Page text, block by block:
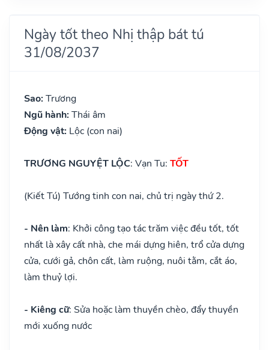
Ngày tốt theo Nhị thập bát tú
31/08/2037
Sao: Trương
Ngũ hành: Thái âm
Động vật: Lộc (con nai)
TRƯƠNG NGUYỆT LỘC: Vạn Tu: TỐT
(Kiết Tú) Tướng tinh con nai, chủ trị ngày thứ 2.
- Nên làm: Khởi công tạo tác trăm việc đều tốt, tốt
nhất là xây cất nhà, che mái dựng hiên, trổ cửa dựng
cửa, cưới gả, chôn cất, làm ruộng, nuôi tằm, cắt áo,
làm thuỷ lợi.
- Kiêng cữ: Sửa hoặc làm thuyền chèo, đẩy thuyền
mới xuống nước